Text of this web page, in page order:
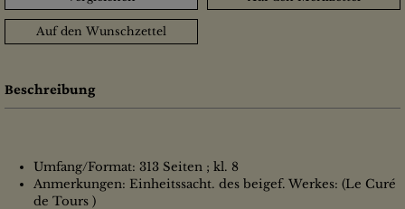
Auf den Wunschzettel
Beschreibung
Umfang/Format: 313 Seiten ; kl. 8
Anmerkungen: Einheitssacht. des beigef. Werkes: (Le Curé
de Tours )